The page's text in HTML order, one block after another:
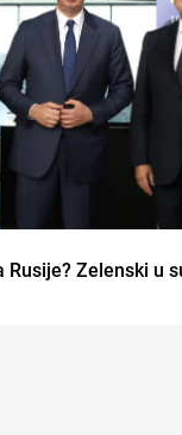
Rusije? Zelenski u